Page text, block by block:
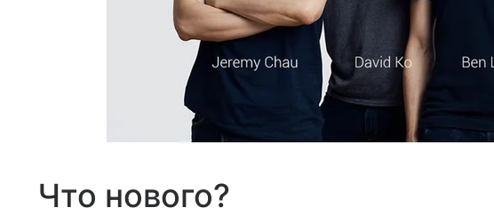
Что нового?